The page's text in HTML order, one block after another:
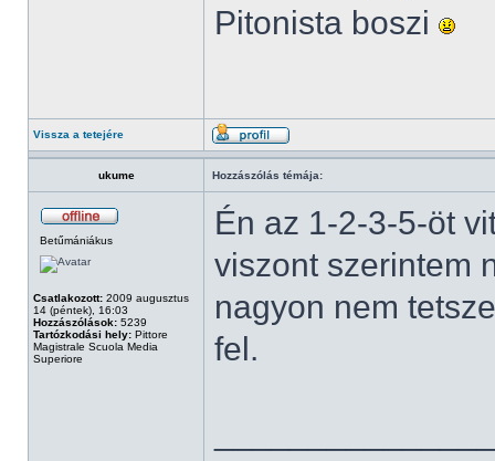
Pitonista boszi
Vissza a tetejére
ukume Hozzászólás témája:
Betűmániákus
Csatlakozott: 2009 augusztus
14 (péntek), 16:03
Hozzászólások: 5239
Tartózkodási hely: Pittore
Magistrale Scuola Media
Superiore
Én az 1-2-3-5-öt
viszont szerintem
nagyon nem
fel.